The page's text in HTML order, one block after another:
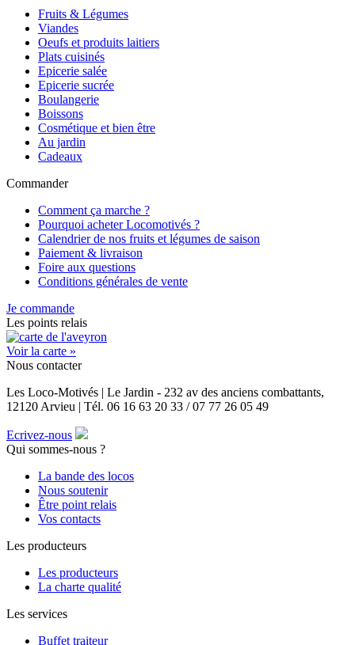
Fruits & Légumes
Viandes
Oeufs et produits laitiers
Plats cuisinés
Epicerie salée
Epicerie sucrée
Boulangerie
Boissons
Cosmétique et bien être
Au jardin
Cadeaux
Commander
Comment ça marche ?
Pourquoi acheter Locomotivés ?
Calendrier de nos fruits et légumes de saison
Paiement & livraison
Foire aux questions
Conditions générales de vente
Je commande
Les points relais
Voir la carte »
Nous contacter
Les Loco-Motivés | Le Jardin - 232 av des anciens combattants,
12120 Arvieu | Tél. 06 16 63 20 33 / 07 77 26 05 49
Ecrivez-nous
Qui sommes-nous ?
La bande des locos
Nous soutenir
Être point relais
Vos contacts
Les producteurs
Les producteurs
La charte qualité
Les services
Buffet traiteur